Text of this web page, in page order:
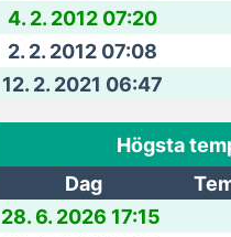
4. 2. 2012 07:20
2. 2. 2012 07:08
12. 2. 2021 06:47
Högsta
Dag
28. 6. 2026 17:15